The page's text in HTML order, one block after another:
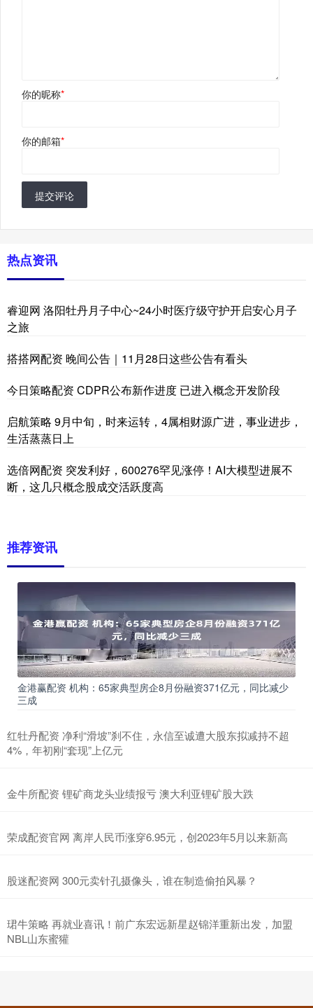
你的昵称*
你的邮箱*
提交评论
热点资讯
睿迎网 洛阳牡丹月子中心~24小时医疗级守护开启安心月子
之旅
搭搭网配资 晚间公告｜11月28日这些公告有看头
今日策略配资 CDPR公布新作进度 已进入概念开发阶段
启航策略 9月中旬，时来运转，4属相财源广进，事业进步，
生活蒸蒸日上
选倍网配资 突发利好，600276罕见涨停！AI大模型进展不
断，这几只概念股成交活跃度高
推荐资讯
金港赢配资 机构：65家典型房企8月份融资371亿元，同比减少
三成
红牡丹配资 净利“滑坡”刹不住，永信至诚遭大股东拟减持不超
4%，年初刚“套现”上亿元
金牛所配资 锂矿商龙头业绩报亏 澳大利亚锂矿股大跌
荣成配资官网 离岸人民币涨穿6.95元，创2023年5月以来新高
股迷配资网 300元卖针孔摄像头，谁在制造偷拍风暴？
珺牛策略 再就业喜讯！前广东宏远新星赵锦洋重新出发，加盟
NBL山东蜜獾